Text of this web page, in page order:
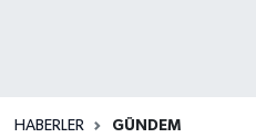
HABERLER GÜNDEM